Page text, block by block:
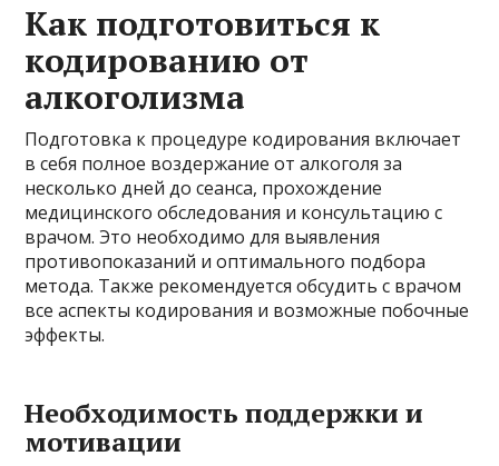
Как подготовиться к
кодированию от
алкоголизма
Подготовка к процедуре кодирования включает
в себя полное воздержание от алкоголя за
несколько дней до сеанса, прохождение
медицинского обследования и консультацию с
врачом. Это необходимо для выявления
противопоказаний и оптимального подбора
метода. Также рекомендуется обсудить с врачом
все аспекты кодирования и возможные побочные
эффекты.
Необходимость поддержки и
мотивации